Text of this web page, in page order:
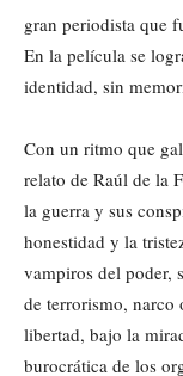
gran periodista que
En la película se
identidad, sin
Con un ritmo que
relato de Raúl de la
la guerra y sus
honestidad y la
vampiros del poder,
de terrorismo, narco
libertad, bajo la
burocrática de los